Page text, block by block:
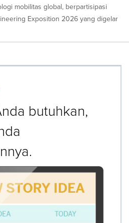
mobilitas global, berpartisipasi
Exposition 2026 yang digelar
butuhkan,